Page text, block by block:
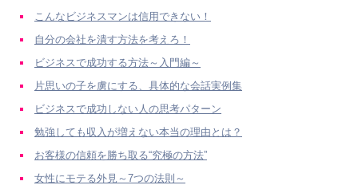
こんなビジネスマンは信用できない！
自分の会社を潰す方法を考えろ！
ビジネスで成功する方法～入門編～
片思いの子を虜にする、具体的な会話実例集
ビジネスで成功しない人の思考パターン
勉強しても収入が増えない本当の理由とは？
お客様の信頼を勝ち取る“究極の方法”
女性にモテる外見～7つの法則～